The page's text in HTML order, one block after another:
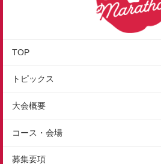
TOP
トピックス
地域情報
大会概要
大会の特徴
コース・会場
募集要項